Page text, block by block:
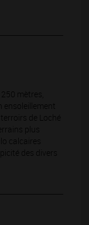
mètres,
ensoleillement
de Loché
plus
calcaires
des divers